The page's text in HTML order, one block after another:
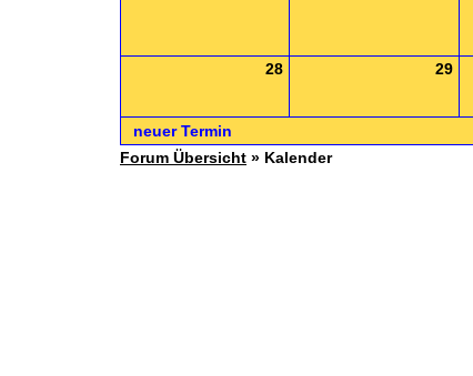
28 29
neuer Termin
Forum Übersicht » Kalender